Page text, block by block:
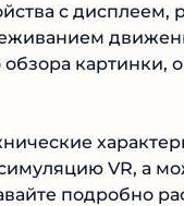
с дисплеем,
картинки,
VR, а
подробно